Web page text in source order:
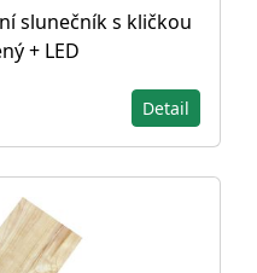
slunečník s kličkou
+ LED
Detail